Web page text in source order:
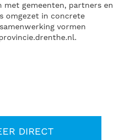
met gemeenten, partners en
omgezet in concrete
vormen
DIRECT